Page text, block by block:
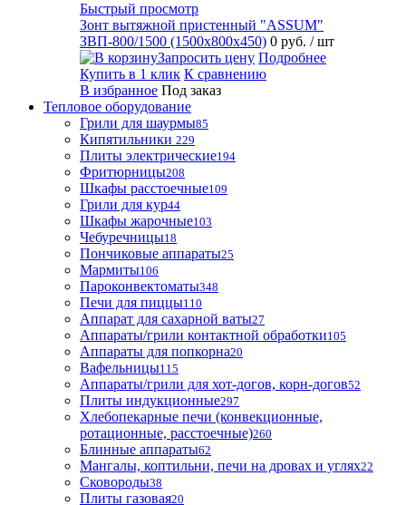
Быстрый просмотр
Зонт вытяжной пристенный "ASSUM"
ЗВП-800/1500 (1500х800х450) 0 руб. / шт
Запросить цену Подробнее
Купить в 1 клик К сравнению
В избранное Под заказ
Тепловое оборудование
Грили для шаурмы85
Кипятильники 229
Плиты электрические194
Фритюрницы208
Шкафы расстоечные109
Грили для кур44
Шкафы жарочные103
Чебуречницы18
Пончиковые аппараты25
Мармиты106
Пароконвектоматы348
Печи для пиццы110
Аппарат для сахарной ваты27
Аппараты/грили контактной обработки105
Аппараты для попкорна20
Вафельницы115
Аппараты/грили для хот-догов, корн-догов52
Плиты индукционные297
Хлебопекарные печи (конвекционные,
ротационные, расстоечные)260
Блинные аппараты62
Мангалы, коптильни, печи на дровах и углях22
Сковороды38
Плиты газовая20